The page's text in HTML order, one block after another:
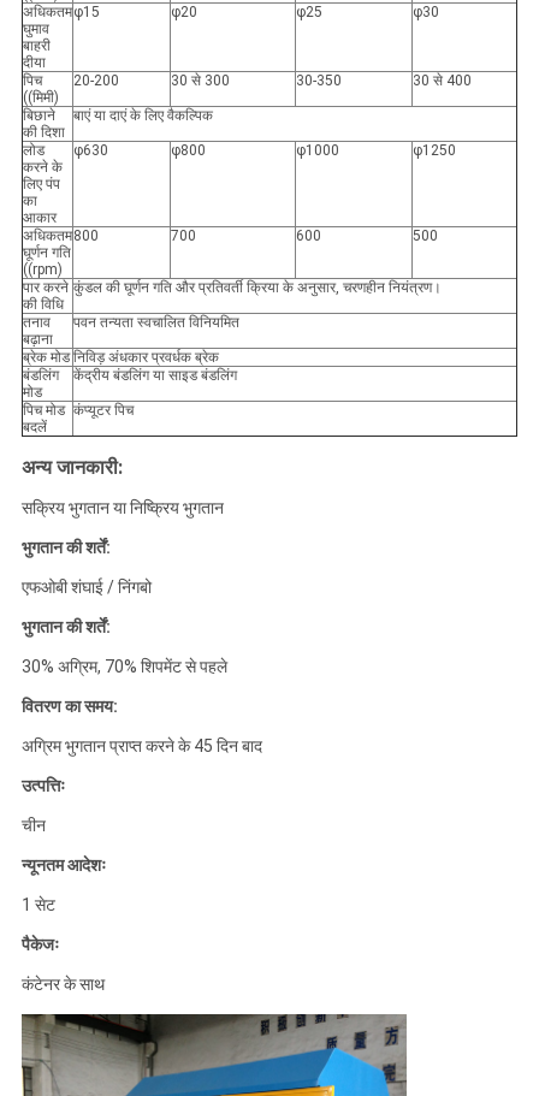
अधिकतम
घुमाव
बाहरी
दीया
φ15 φ20 φ25 φ30
पिच
((मिमी)
20-200 30 से 300 30-350 30 से 400
बिछाने
की दिशा
बाएं या दाएं के लिए वैकल्पिक
लोड
करने के
लिए पंप
का
आकार
φ630 φ800 φ1000 φ1250
अधिकतम
घूर्णन गति
((rpm)
800 700 600 500
पार करने
की विधि
कुंडल की घूर्णन गति और प्रतिवर्ती क्रिया के अनुसार, चरणहीन नियंत्रण।
तनाव
बढ़ाना
पवन तन्यता स्वचालित विनियमित
ब्रेक मोड निविड़ अंधकार प्रवर्धक ब्रेक
बंडलिंग
मोड
केंद्रीय बंडलिंग या साइड बंडलिंग
पिच मोड
बदलें
कंप्यूटर पिच
अन्य जानकारी:
सक्रिय भुगतान या निष्क्रिय भुगतान
भुगतान की शर्तें:
एफओबी शंघाई / निंगबो
भुगतान की शर्तें:
30% अग्रिम, 70% शिपमेंट से पहले
वितरण का समय:
अग्रिम भुगतान प्राप्त करने के 45 दिन बाद
उत्पत्तिः
चीन
न्यूनतम आदेशः
1 सेट
पैकेजः
कंटेनर के साथ